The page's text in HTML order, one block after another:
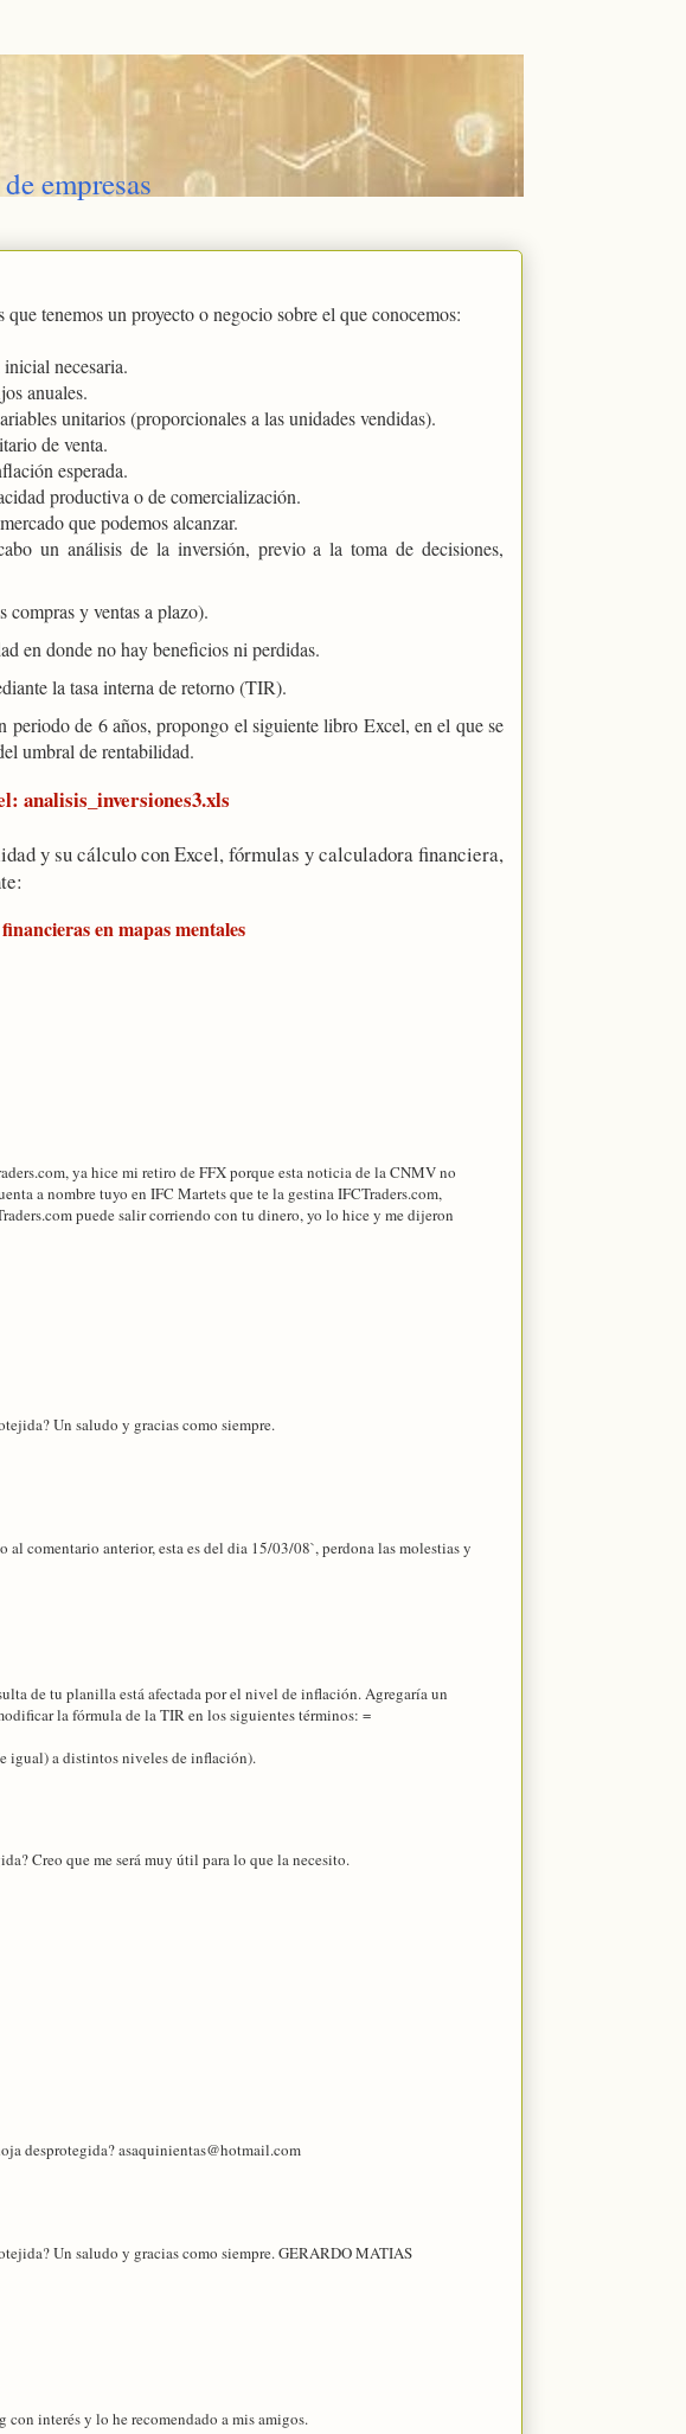
empresas
que tenemos un proyecto o negocio sobre el que conocemos:
necesaria.
anuales.
unitarios (proporcionales a las unidades vendidas).
de venta.
esperada.
productiva o de comercialización.
que podemos alcanzar.
un análisis de la inversión, previo a la toma de decisiones,
compras y ventas a plazo).
en donde no hay beneficios ni perdidas.
la tasa interna de retorno (TIR).
periodo de 6 años, propongo el siguiente libro Excel, en el que se
umbral de rentabilidad.
analisis_inversiones3.xls
y su cálculo con Excel, fórmulas y calculadora financiera,
en mapas mentales
ya hice mi retiro de FFX porque esta noticia de la CNMV no
a nombre tuyo en IFC Martets que te la gestina IFCTraders.com,
puede salir corriendo con tu dinero, yo lo hice y me dijeron
Un saludo y gracias como siempre.
al comentario anterior, esta es del dia 15/03/08`, perdona las molestias y
de tu planilla está afectada por el nivel de inflación. Agregaría un
la fórmula de la TIR en los siguientes términos: =
igual) a distintos niveles de inflación).
Creo que me será muy útil para lo que la necesito.
desprotegida? asaquinientas@hotmail.com
Un saludo y gracias como siempre. GERARDO MATIAS
interés y lo he recomendado a mis amigos.